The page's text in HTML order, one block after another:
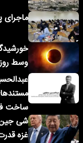
وسط
ساخت
شی
غزه